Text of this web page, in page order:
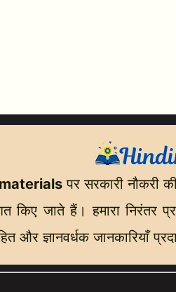
पर सरकारी नौकरी
किए जाते हैं। हमारा निरंतर
और ज्ञानवर्धक जानकारियाँ